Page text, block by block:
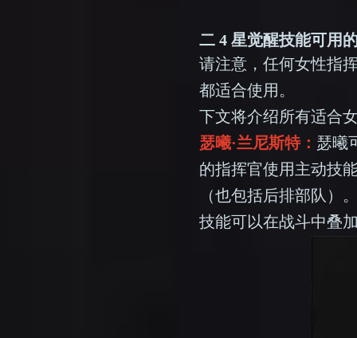
二 4 星觉醒技能可用
请注意，任何女性指
都适合使用。
下文将介绍所有适合
瑟曦·兰尼斯特： 瑟曦
的指挥官使用主动技
（也包括后排部队）
技能可以在战斗中叠